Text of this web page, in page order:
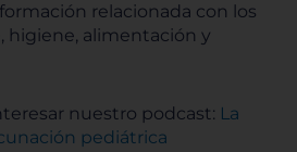
relacionada con los
higiene, alimentación y
nuestro podcast: La
pediátrica